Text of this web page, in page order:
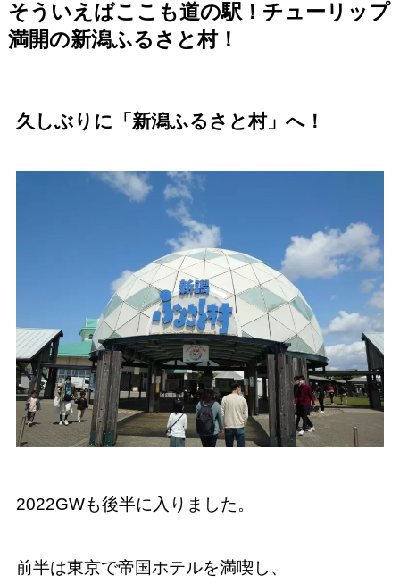
そういえばここも道の駅！チューリップ
満開の新潟ふるさと村！
久しぶりに「新潟ふるさと村」へ！
2022GWも後半に入りました。
前半は東京で帝国ホテルを満喫し、